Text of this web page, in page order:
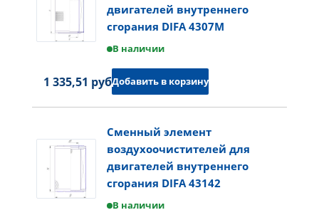
двигателей внутреннего
сгорания DIFA 4307M
В наличии
1 335,51 руб.Добавить в корзину
Сменный элемент
воздухоочистителей для
двигателей внутреннего
сгорания DIFA 43142
В наличии